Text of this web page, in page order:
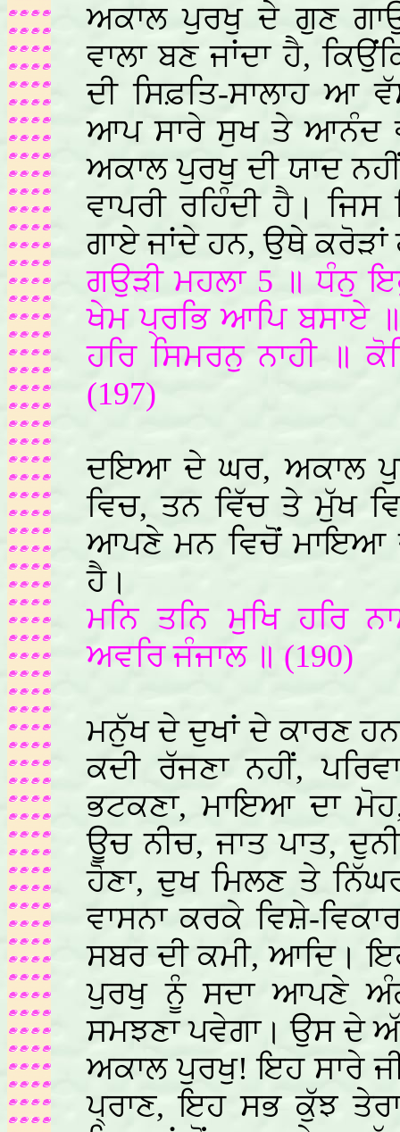
ਅਕਾਲ ਪੁਰਖੁ ਦੇ ਗੁਣ
ਵਾਲਾ ਬਣ ਜਾਂਦਾ ਹੈ,
ਦੀ ਸਿਫ਼ਤਿ-ਸਾਲਾਹ ਆ
ਆਪ ਸਾਰੇ ਸੁਖ ਤੇ ਆਨੰਦ
ਅਕਾਲ ਪੁਰਖੁ ਦੀ ਯਾਦ
ਵਾਪਰੀ ਰਹਿੰਦੀ ਹੈ।
ਗਾਏ ਜਾਂਦੇ ਹਨ, ਉਥੇ
ਗਉੜੀ ਮਹਲਾ 5 ॥ ਧੰਨੁ
ਖੇਮ ਪ੍ਰਭਿ ਆਪਿ ਬਸਾਏ
ਹਰਿ ਸਿਮਰਨੁ ਨਾਹੀ ॥
(197)
ਦਇਆ ਦੇ ਘਰ, ਅਕਾਲ
ਵਿਚ, ਤਨ ਵਿੱਚ ਤੇ ਮੁੱਖ
ਆਪਣੇ ਮਨ ਵਿਚੋਂ ਮਾਇਆ
ਹੈ।
ਮਨਿ ਤਨਿ ਮੁਖਿ ਹਰਿ
ਅਵਰਿ ਜੰਜਾਲ ॥ (190)
ਮਨੁੱਖ ਦੇ ਦੁਖਾਂ ਦੇ ਕਾਰਣ
ਕਦੀ ਰੱਜਣਾ ਨਹੀਂ,
ਭਟਕਣਾ, ਮਾਇਆ ਦਾ
ਊਚ ਨੀਚ, ਜਾਤ ਪਾਤ,
ਹੋਣਾ, ਦੁਖ ਮਿਲਣ ਤੇ
ਵਾਸਨਾ ਕਰਕੇ ਵਿਸ਼ੇ-
ਸਬਰ ਦੀ ਕਮੀ, ਆਦਿ।
ਪੁਰਖੁ ਨੂੰ ਸਦਾ ਆਪਣੇ
ਸਮਝਣਾ ਪਵੇਗਾ। ਉਸ ਦੇ
ਅਕਾਲ ਪੁਰਖੁ! ਇਹ ਸਾਰੇ
ਪ੍ਰਾਣ, ਇਹ ਸਭ ਕੁੱਝ